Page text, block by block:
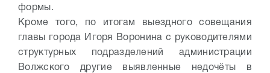
формы.
Кроме того, по итогам выездного совещания
главы города Игоря Воронина с руководителями
структурных подразделений администрации
Волжского другие выявленные недочёты в